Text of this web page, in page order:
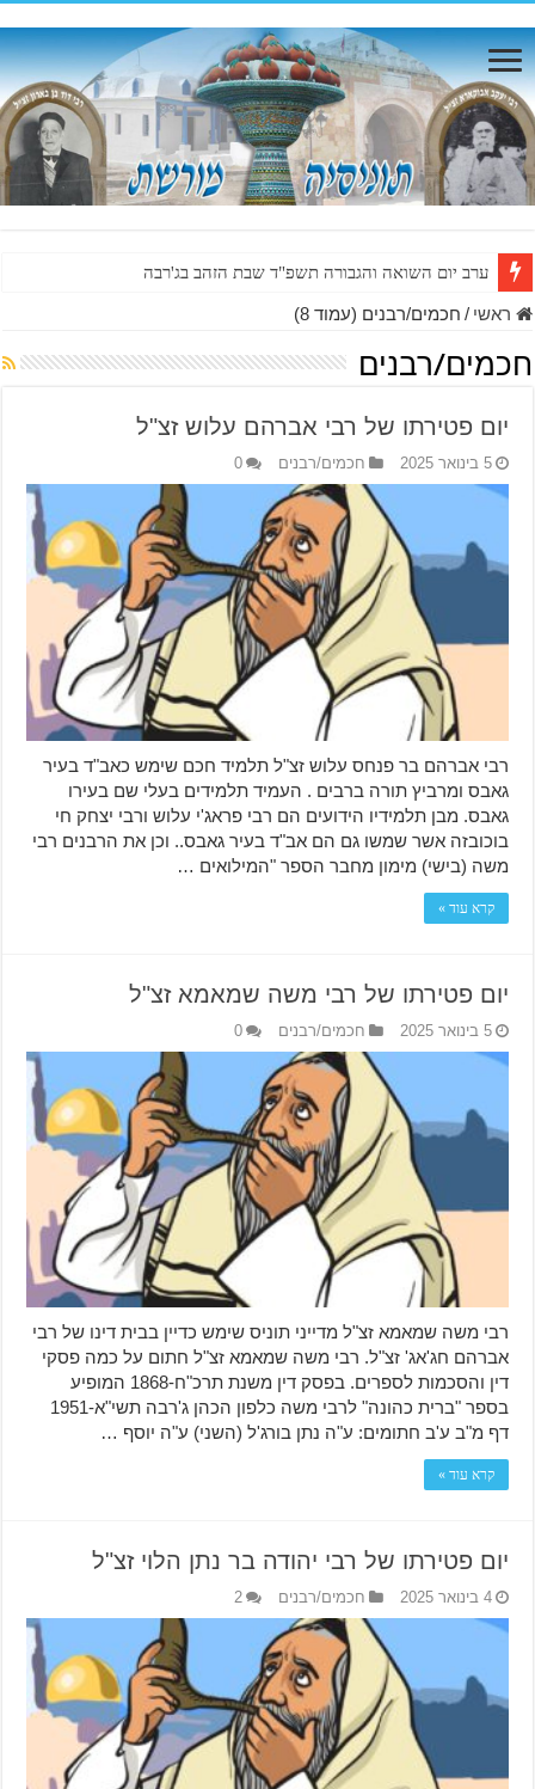
ערב יום השואה והגבורה תשפ"ד שבת הזהב בג'רבה
ראשי / חכמים/רבנים (עמוד 8)
חכמים/רבנים
יום פטירתו של רבי אברהם עלוש זצ"ל
5 בינואר 2025 חכמים/רבנים 0
רבי אברהם בר פנחס עלוש זצ"ל תלמיד חכם שימש כאב"ד בעיר
גאבס ומרביץ תורה ברבים . העמיד תלמידים בעלי שם בעירו
גאבס. מבן תלמידיו הידועים הם רבי פראג'י עלוש ורבי יצחק חי
בוכובזה אשר שמשו גם הם אב"ד בעיר גאבס.. וכן את הרבנים רבי
משה (בישי) מימון מחבר הספר "המילואים …
קרא עוד »
יום פטירתו של רבי משה שמאמא זצ"ל
5 בינואר 2025 חכמים/רבנים 0
רבי משה שמאמא זצ"ל מדייני תוניס שימש כדיין בבית דינו של רבי
אברהם חג'אג' זצ"ל. רבי משה שמאמא זצ"ל חתום על כמה פסקי
דין והסכמות לספרים. בפסק דין משנת תרכ"ח-1868 המופיע
בספר "ברית כהונה" לרבי משה כלפון הכהן ג'רבה תשי"א-1951
דף מ"ב ע'ב חתומים: ע"ה נתן בורג'ל (השני) ע"ה יוסף …
קרא עוד »
יום פטירתו של רבי יהודה בר נתן הלוי זצ"ל
4 בינואר 2025 חכמים/רבנים 2